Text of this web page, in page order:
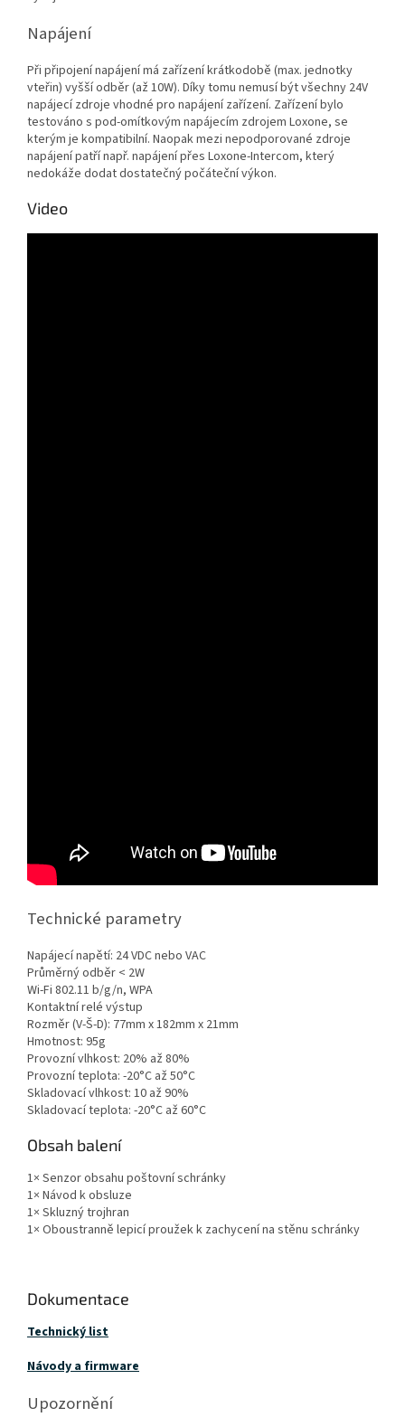
Napájení
Při připojení napájení má zařízení krátkodobě (max. jednotky
vteřin) vyšší odběr (až 10W). Díky tomu nemusí být všechny 24V
napájecí zdroje vhodné pro napájení zařízení. Zařízení bylo
testováno s pod-omítkovým napájecím zdrojem Loxone, se
kterým je kompatibilní. Naopak mezi nepodporované zdroje
napájení patří např. napájení přes Loxone-Intercom, který
nedokáže dodat dostatečný počáteční výkon.
Video
Technické parametry
Napájecí napětí: 24 VDC nebo VAC
Průměrný odběr < 2W
Wi-Fi 802.11 b/g/n, WPA
Kontaktní relé výstup
Rozměr (V-Š-D): 77mm x 182mm x 21mm
Hmotnost: 95g
Provozní vlhkost: 20% až 80%
Provozní teplota: -20°C až 50°C
Skladovací vlhkost: 10 až 90%
Skladovací teplota: -20°C až 60°C
Obsah balení
1× Senzor obsahu poštovní schránky
1× Návod k obsluze
1× Skluzný trojhran
1× Oboustranně lepicí proužek k zachycení na stěnu schránky
Dokumentace
Technický list
Návody a firmware
Upozornění